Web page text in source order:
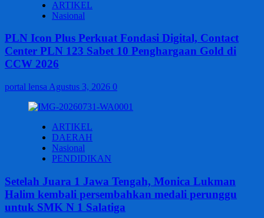
ARTIKEL
Nasional
PLN Icon Plus Perkuat Fondasi Digital, Contact
Center PLN 123 Sabet 10 Penghargaan Gold di
CCW 2026
portal lensa Agustus 3, 2026 0
ARTIKEL
DAERAH
Nasional
PENDIDIKAN
Setelah Juara 1 Jawa Tengah, Monica Lukman
Halim kembali persembahkan medali perunggu
untuk SMK N 1 Salatiga